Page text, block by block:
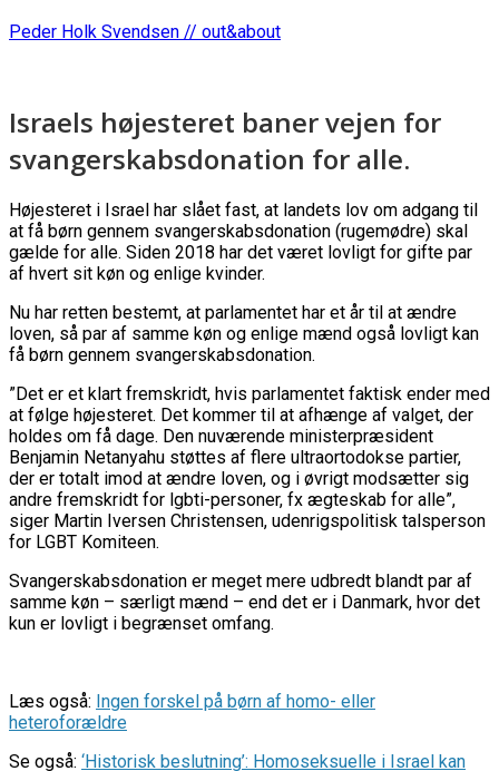
Peder Holk Svendsen // out&about
Israels højesteret baner vejen for
svangerskabsdonation for alle.
Højesteret i Israel har slået fast, at landets lov om adgang til
at få børn gennem svangerskabsdonation (rugemødre) skal
gælde for alle. Siden 2018 har det været lovligt for gifte par
af hvert sit køn og enlige kvinder.
Nu har retten bestemt, at parlamentet har et år til at ændre
loven, så par af samme køn og enlige mænd også lovligt kan
få børn gennem svangerskabsdonation.
”Det er et klart fremskridt, hvis parlamentet faktisk ender med
at følge højesteret. Det kommer til at afhænge af valget, der
holdes om få dage. Den nuværende ministerpræsident
Benjamin Netanyahu støttes af flere ultraortodokse partier,
der er totalt imod at ændre loven, og i øvrigt modsætter sig
andre fremskridt for lgbti-personer, fx ægteskab for alle”,
siger Martin Iversen Christensen, udenrigspolitisk talsperson
for LGBT Komiteen.
Svangerskabsdonation er meget mere udbredt blandt par af
samme køn – særligt mænd – end det er i Danmark, hvor det
kun er lovligt i begrænset omfang.
Læs også: Ingen forskel på børn af homo- eller
heteroforældre
Se også: ‘Historisk beslutning’: Homoseksuelle i Israel kan